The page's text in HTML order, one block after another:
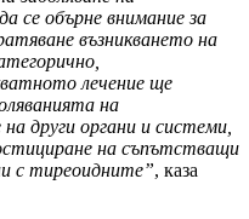
се обърне внимание за
възникването на
лечение ще
на
други органи и системи,
на съпътстващи
с тиреоидните”, каза